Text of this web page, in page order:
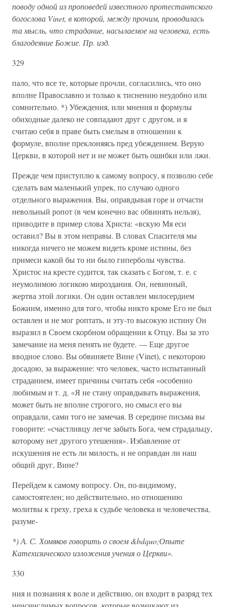
поводу одной из проповедей известного протестантского
богослова Vinet, в которой, между прочим, проводилась
та мысль, что страдание, насылаемое на человека, есть
благодеяние Божие. Пр. изд.
329
пало, что все те, которые прочли, согласились, что оно
вполне Православно и только к тиснению неудобно или
сомнительно. *) Убеждения, или мнения и формулы
обиходные далеко не совпадают друг с другом, и я
считаю себя в праве быть смелым в отношении к
формуле, вполне преклоняясь пред убеждением. Верую
Церкви, в которой нет и не может быть ошибки или лжи.
Прежде чем приступлю к самому вопросу, я позволю себе
сделать вам маленький упрек, по случаю одного
отдельного выражения. Вы, оправдывая горе и отчасти
невольный ропот (в чем конечно вас обвинять нельзя),
приводите в пример слова Христа: «вскую Мя еси
оставил? Вы в этом неправы. В словах Спасителя мы
никогда ничего не можем видеть кроме истины, без
примеси какой бы то ни было гиперболы чувства.
Христос на кресте судится, так сказать с Богом, т. е. с
неумолимою логикою мироздания. Он, невинный,
жертва этой логики. Он один оставлен милосердием
Божиим, именно для того, чтобы никто кроме Его не был
оставлен и не мог роптать, и эту-то высокую истину Он
выразил в Своем скорбном обращении к Отцу. Вы за это
замечание на меня пенять не будете. — Еще другое
вводное слово. Вы обвиняете Вине (Vinet), с некоторою
досадою, за выражение: что человек, часто испытанный
страданием, имеет причины считать себя «особенно
любимым и т. д. «Я не стану оправдывать выражения,
может быть не вполне строгого, но смысл его вы
оправдали, сами того не замечая. В середине письма вы
говорите: «счастливцу легче забыть Бога, чем страдальцу,
которому нет другого утешения». Избавление от
искушения не есть ли милость, и не оправдан ли наш
общий друг, Вине?
Перейдем к самому вопросу. Он, по-видимому,
самостоятелен; но действительно, но отношению
молитвы к греху, греха к судьбе человека и человечества,
разуме-
*) А. С. Хомяков говорить о своем &bdquo;Опыте
Катехизического изложения учения о Церкви».
330
ния и познания к воле и действию, он входит в разряд тех